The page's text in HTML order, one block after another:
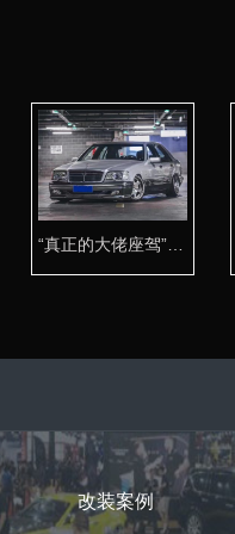
“真正的大佬座驾”虎头奔改装AIRBFT气动避震
改装案例